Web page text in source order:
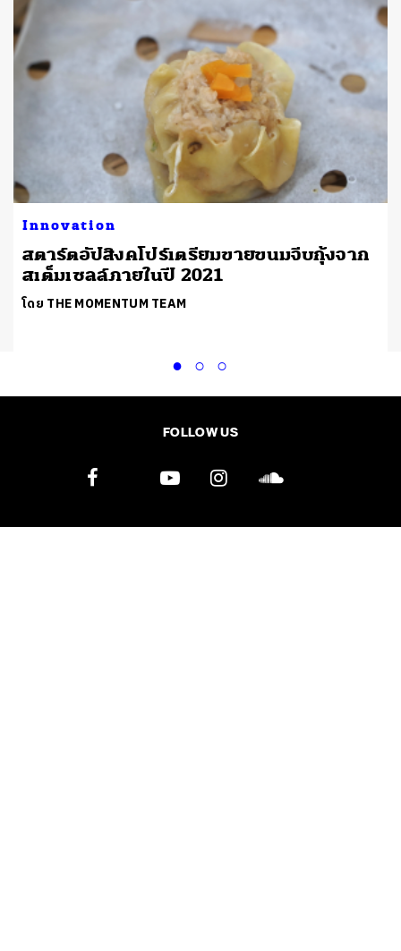
Innovation
สตาร์ตอัปสิงคโปร์เตรียมขายขนมจีบกุ้งจาก
สเต็มเซลล์ภายในปี 2021
โดย THE MOMENTUM TEAM
FOLLOW US